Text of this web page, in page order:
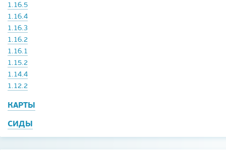
1.16.5
1.16.4
1.16.3
1.16.2
1.16.1
1.15.2
1.14.4
1.12.2
КАРТЫ
СИДЫ